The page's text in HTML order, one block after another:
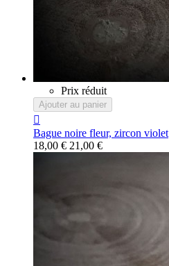
Prix réduit
Ajouter au panier

Bague noire fleur, zircon violet
18,00 € 21,00 €